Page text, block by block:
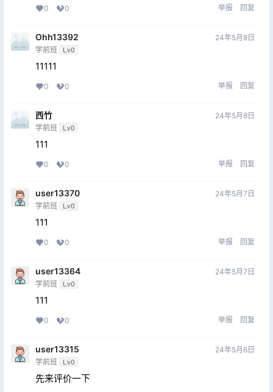
0 0 举报 回复
Ohh13392
学前班 Lv0
24年5月8日
11111
0 0 举报 回复
西竹
学前班 Lv0
24年5月8日
111
0 0 举报 回复
user13370
学前班 Lv0
24年5月7日
111
0 0 举报 回复
user13364
学前班 Lv0
24年5月7日
111
0 0 举报 回复
user13315
学前班 Lv0
24年5月6日
先来评价一下